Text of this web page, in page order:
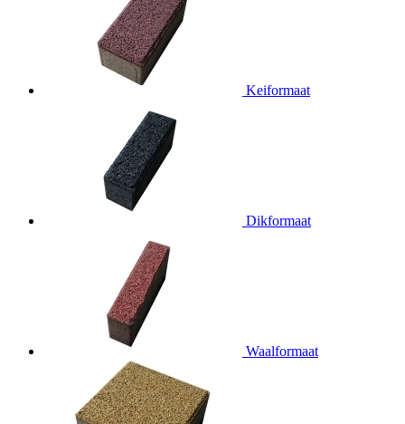
Keiformaat
Dikformaat
Waalformaat